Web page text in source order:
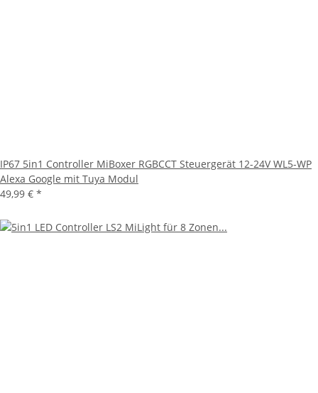
IP67 5in1 Controller MiBoxer RGBCCT Steuergerät 12-24V WL5-WP
Alexa Google mit Tuya Modul
49,99 € *